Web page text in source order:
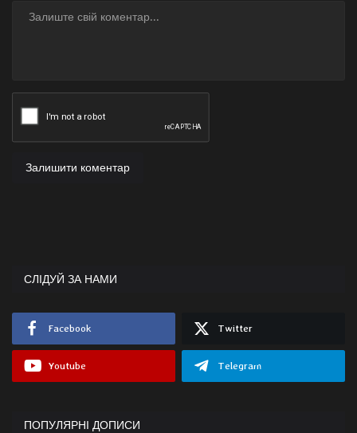
Залишити коментар
СЛІДУЙ ЗА НАМИ
Facebook Twitter
Youtube Telegram
ПОПУЛЯРНІ ДОПИСИ